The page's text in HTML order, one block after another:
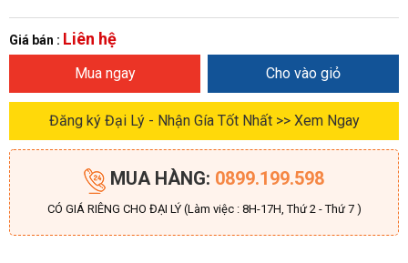
Giá bán : Liên hệ
Mua ngay Cho vào giỏ
Đăng ký Đại Lý - Nhận Gía Tốt Nhất >> Xem Ngay
MUA HÀNG: 0899.199.598
CÓ GIÁ RIÊNG CHO ĐẠI LÝ (Làm việc : 8H-17H, Thứ 2 - Thứ 7 )